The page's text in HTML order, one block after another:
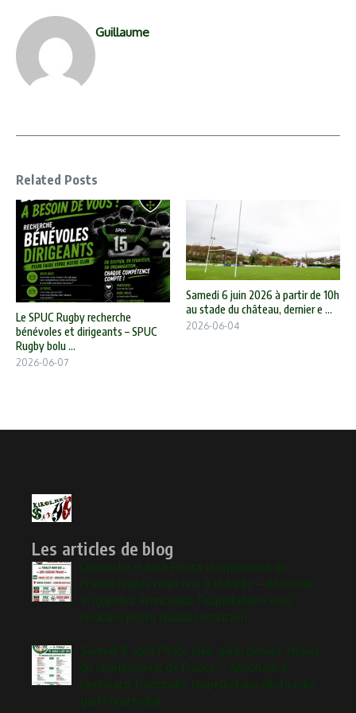
Guillaume
Related Posts
Le SPUC Rugby recherche
bénévoles et dirigeants – SPUC
Rugby bolu ...
2026-06-07
Samedi 6 juin 2026 à partir de 10h
au stade du château, dernier e ...
2026-06-04
Les articles de blog
Dimanche 9 août Pilota championnat de
France finales main nue à Ustaritz – Abuztuak
9, igandea: Frantziako Txapelketako esku
huskako pilota finalak Ustaritzen
Samedi 8 août Pilota joko garbi demies-finales
du championnat de France – Abuztuak 8,
larunbata: Frantziako txapelketako pilota joko
garbi finalerdiak